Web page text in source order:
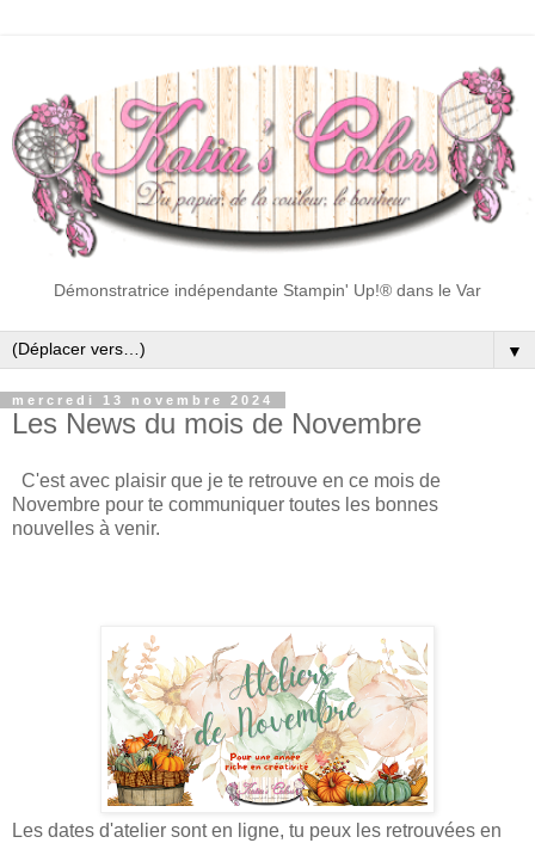
Démonstratrice indépendante Stampin' Up!® dans le Var
▼
mercredi 13 novembre 2024
Les News du mois de Novembre
C'est avec plaisir que je te retrouve en ce mois de
Novembre pour te communiquer toutes les bonnes
nouvelles à venir.
Les dates d'atelier sont en ligne, tu peux les retrouvées en